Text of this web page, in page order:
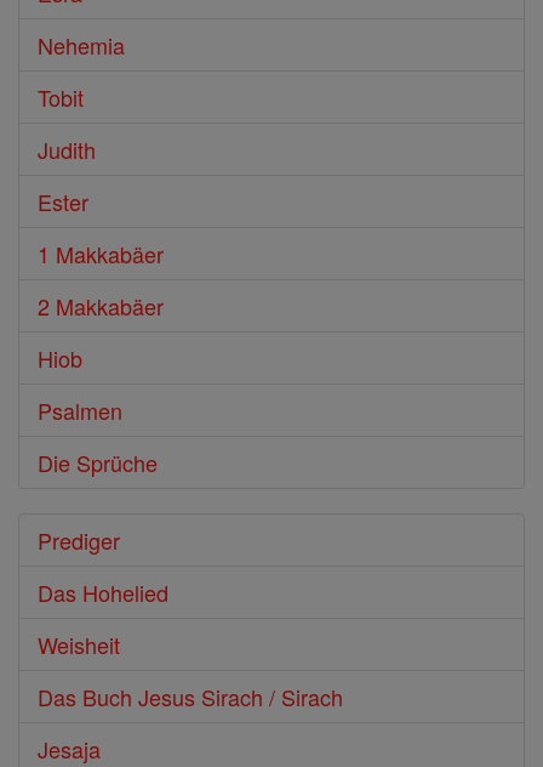
Nehemia
Tobit
Judith
Ester
1 Makkabäer
2 Makkabäer
Hiob
Psalmen
Die Sprüche
Prediger
Das Hohelied
Weisheit
Das Buch Jesus Sirach / Sirach
Jesaja